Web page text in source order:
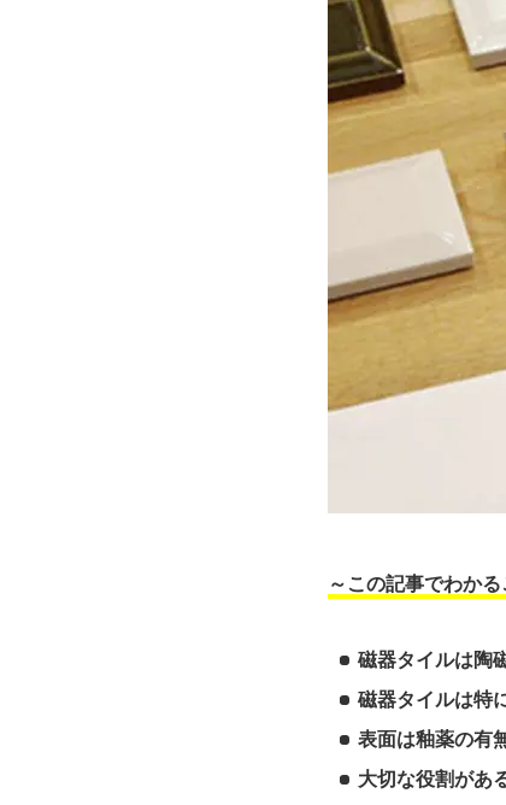
～この記事でわかる
磁器タイルは陶
磁器タイルは特
表面は釉薬の有
大切な役割があ